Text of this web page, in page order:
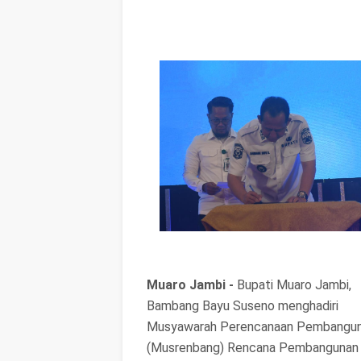
Muaro Jambi - Bupati Muaro Jambi,
Bambang Bayu Suseno menghadiri
Musyawarah Perencanaan
(Musrenbang) Rencana Pembangunan